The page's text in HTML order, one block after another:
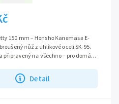
Detail
150 mm – Honsho Kanemasa E-
nůž z uhlíkové oceli SK-95.
připravený na všechno – pro domácí i